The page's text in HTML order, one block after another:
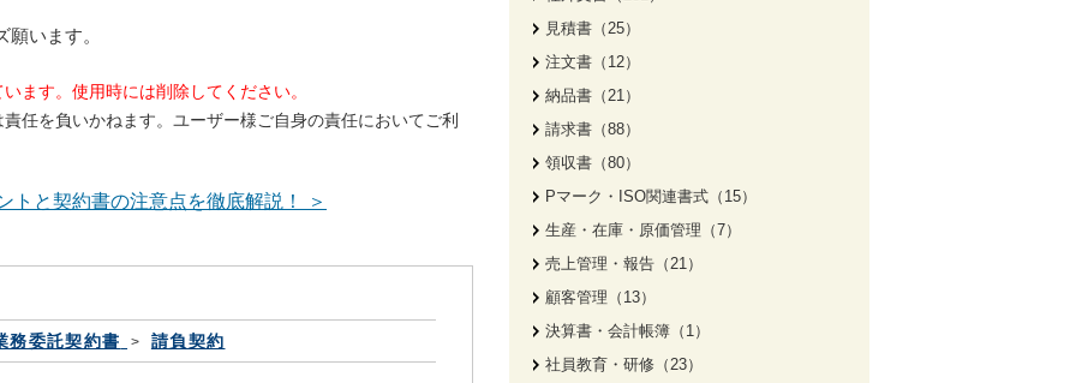
います。
ます。使用時には削除してください。
任を負いかねます。ユーザー様ご自身の責任においてご利
トと契約書の注意点を徹底解説！ ＞
務委託契約書 請負契約
見積書（25）
注文書（12）
納品書（21）
請求書（88）
領収書（80）
Pマーク・ISO関連書式（15）
生産・在庫・原価管理（7）
売上管理・報告（21）
顧客管理（13）
決算書・会計帳簿（1）
社員教育・研修（23）